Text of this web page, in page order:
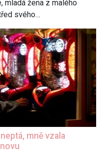
mladá žena z malého
svého…
mně vzala